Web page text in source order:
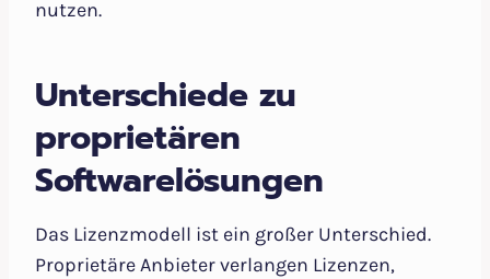
nutzen.
Unterschiede zu
proprietären
Softwarelösungen
Das Lizenzmodell ist ein großer Unterschied.
Proprietäre Anbieter verlangen Lizenzen,